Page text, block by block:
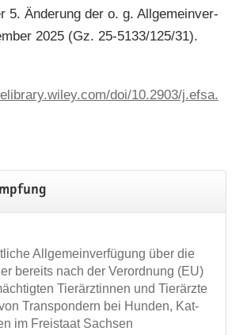
5. Än­de­rung der o. g. All­ge­mein­ver­
2025 (Gz. 25-5133/125/31).
​doi/​10.​2903/​j.​efsa.​
All­ge­mein­ver­fü­gung über die
be­reits nach der Ver­ord­nung (EU)
Tier­ärz­tin­nen und Tier­ärz­te
Trans­pon­dern bei Hun­den, Kat­
im Frei­staat Sach­sen